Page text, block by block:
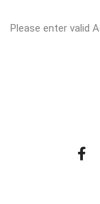
Please enter valid